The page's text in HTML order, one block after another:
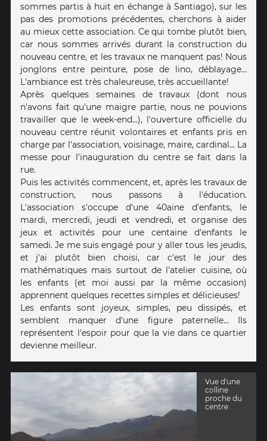
sommes partis à huit en échange à Santiago), sur les
pas des promotions précédentes, cherchons à aider
au mieux cette association. Ce qui tombe plutôt bien,
car nous sommes arrivés durant la construction du
nouveau centre, et les travaux ne manquent pas! Nous
jonglons entre peinture, pose de lino, déblayage...
L'ambiance est très chaleureuse, très accueillante!
Après quelques semaines de travaux (dont nous
n'avons fait qu'une maigre partie, nous ne pouvions
travailler que le week-end...), l'ouverture officielle du
nouveau centre réunit volontaires et enfants pris en
charge par l'association, voisinage, maire, cardinal... La
messe pour l'inauguration du centre se fait dans la
rue.
Puis les activités commencent, et, après les travaux de
construction, nous passons à l'éducation.
L'association s'occupe d'une 40aine d'enfants, le
mardi, mercredi, jeudi et vendredi, et organise des
jeux et activités pour une centaine d'enfants le
samedi. Je me suis engagé pour y aller tous les jeudis,
et j'ai plutôt bien choisi, car c'est le jour des
mathématiques mais surtout de l'atelier cuisine, où
les enfants (et moi aussi par la même occasion)
apprennent quelques recettes simples et délicieuses!
Les enfants sont joyeux, simples, peu dissipés, et
semblent manquer d'une figure paternelle... Ils
représentent l'espoir pour que la vie dans ce quartier
devienne meilleur.
Vue d'une
colline
proche du
centre